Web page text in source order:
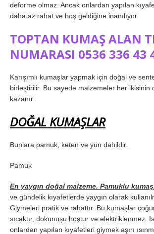
deforme olmaz. Ancak onlardan yapılan
daha az rahat ve hoş geldiğine inanılıyor.
TOPTAN KUMAŞ ALAN
NUMARASI 0536 336 43
Karışımlı kumaşlar yapmak için doğal ve
birleştirilir. Bu sayede malzemeler her ikisinin
kazanır.
DOĞAL KUMAŞLAR
Bunlara pamuk, keten ve yün dahildir.
Pamuk
En yaygın doğal malzeme. Pamuklu
ve gündelik kıyafetlerde yaygın olarak
Giymeleri pratik ve rahattır. Bu kumaşlar
sıcaktır, dokunuşu hoştur ve elektriklenmez.
onlardan yapılan kıyafetleri giymek aşırı